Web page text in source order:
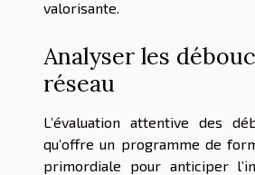
valorisante.
Analyser les
réseau
L’évaluation attentive des
qu’offre un programme de
primordiale pour anticiper